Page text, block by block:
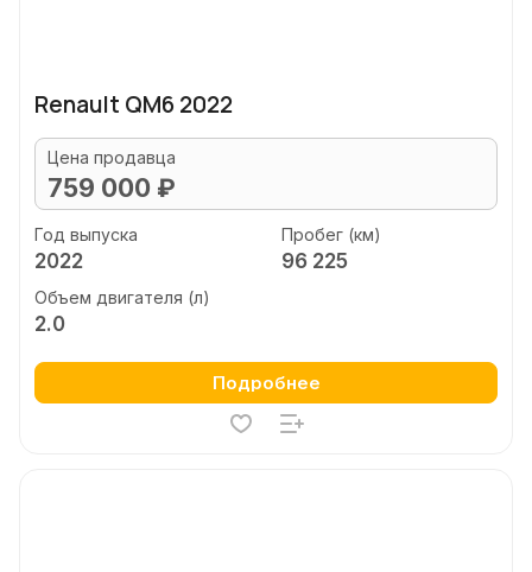
Renault QM6 2022
Цена продавца
759 000 ₽
Год выпуска
2022
Пробег (км)
96 225
Объем двигателя (л)
2.0
Подробнее